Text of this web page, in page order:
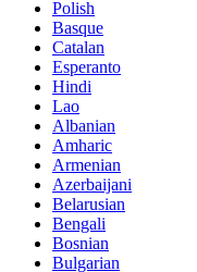
Polish
Basque
Catalan
Esperanto
Hindi
Lao
Albanian
Amharic
Armenian
Azerbaijani
Belarusian
Bengali
Bosnian
Bulgarian